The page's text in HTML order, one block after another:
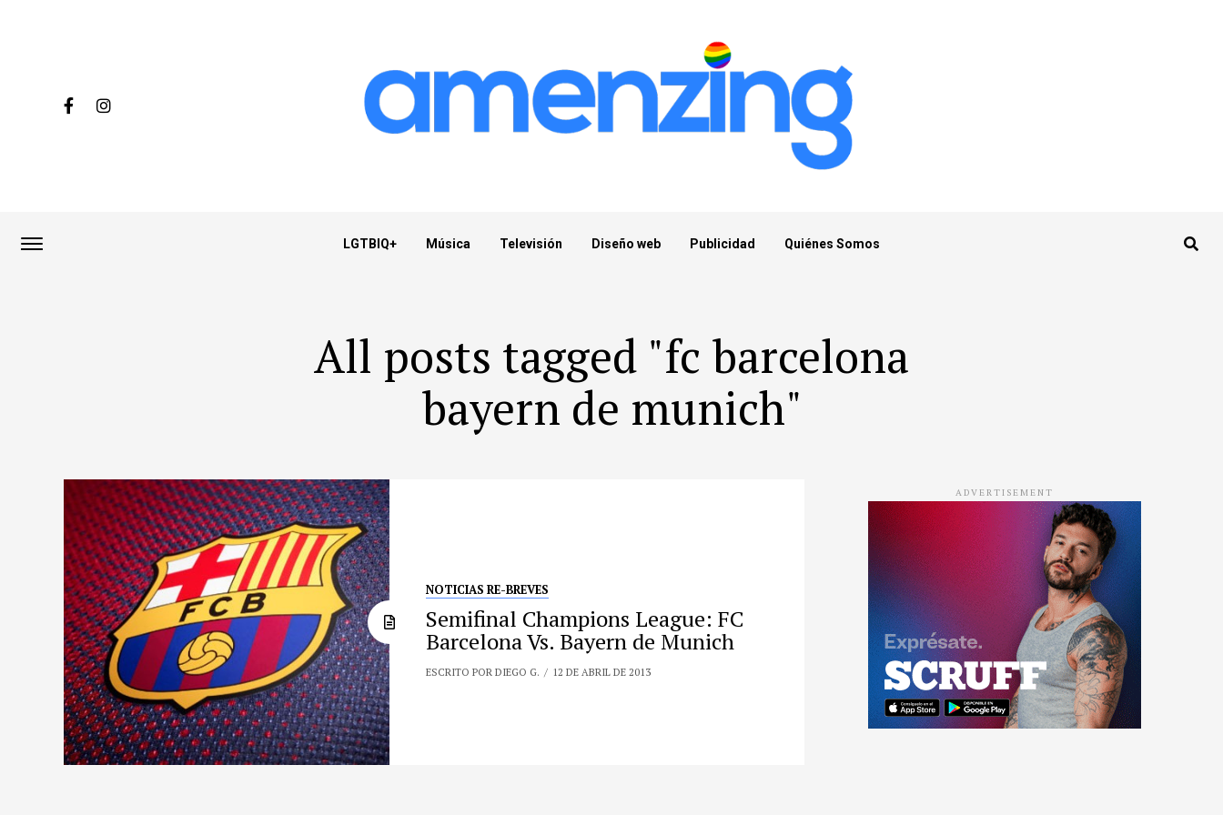
LGTBIQ+ Música Televisión Diseño web Publicidad Quiénes Somos
All posts tagged "fc barcelona
bayern de munich"
NOTICIAS RE-BREVES
Semifinal Champions League: FC
Barcelona Vs. Bayern de Munich
ESCRITO POR DIEGO G. 12 DE ABRIL DE 2013
ADVERTISEMENT